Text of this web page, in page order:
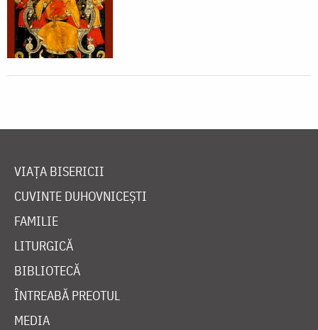
VIAȚA BISERICII
CUVINTE DUHOVNICEȘTI
FAMILIE
LITURGICĂ
BIBLIOTECĂ
ÎNTREABĂ PREOTUL
MEDIA